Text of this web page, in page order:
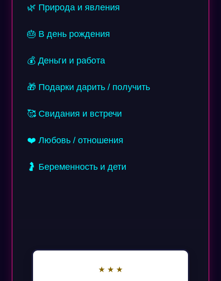
🌿 Природа и явления
🎂 В день рождения
💰 Деньги и работа
🎁 Подарки дарить / получить
🥰 Свидания и встречи
❤️ Любовь / отношения
🤰 Беременность и дети